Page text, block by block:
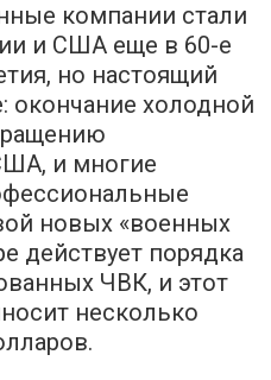
компании стали
и США еще в 60-е
но настоящий
окончание холодной
и многие
новых «военных
действует порядка
ЧВК, и этот
несколько